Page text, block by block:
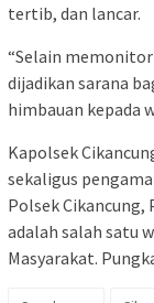
tertib, dan lancar.
“Selain
dijadikan sarana
himbauan kepada
Kapolsek
sekaligus
Polsek Cikancung,
adalah salah satu
Masyarakat.